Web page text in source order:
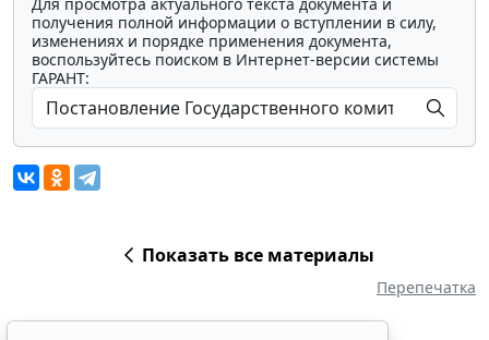
Для просмотра актуального текста документа и
получения полной информации о вступлении в силу,
изменениях и порядке применения документа,
воспользуйтесь поиском в Интернет-версии системы
ГАРАНТ:
Показать все материалы
Перепечатка